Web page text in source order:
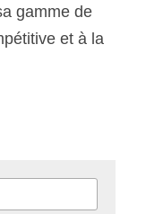
gamme de
et à la